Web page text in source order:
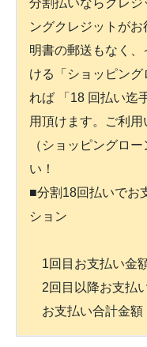
分割払いならクレ
ングクレジットが
明書の郵送もなく
ける「ショッピン
れば 「18 回払い迄
用頂けます。ご利
（ショッピングロ
い！
■分割18回払いでお
ション
1回目お支払い金
2回目以降お支払
お支払い合計金